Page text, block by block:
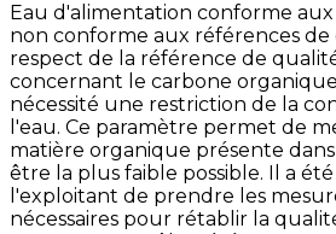
Eau d'alimentation conforme
non conforme aux références de
respect de la référence de
concernant le carbone
nécessité une restriction de la
l'eau. Ce paramètre permet de
matière organique présente
être la plus faible possible. Il a
l'exploitant de prendre les
nécessaires pour rétablir la